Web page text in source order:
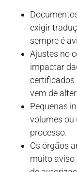
exigir
sempre é
Ajustes no
impactar
certificados
vem de
Pequenas
volumes ou
processo.
Os órgãos
muito aviso